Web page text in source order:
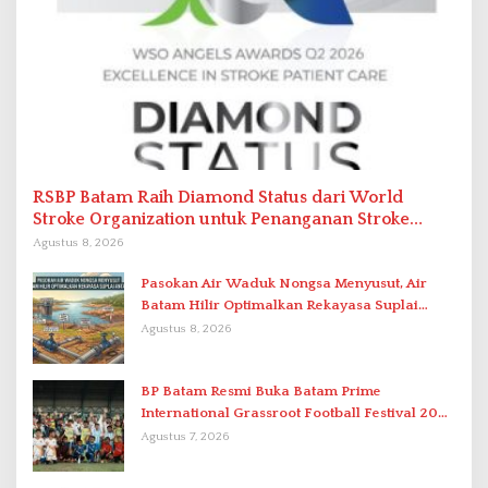
RSBP Batam Raih Diamond Status dari World
Stroke Organization untuk Penanganan Stroke
Berstandar Internasional
Agustus 8, 2026
Pasokan Air Waduk Nongsa Menyusut, Air
Batam Hilir Optimalkan Rekayasa Suplai
Antar-IPAM
Agustus 8, 2026
BP Batam Resmi Buka Batam Prime
International Grassroot Football Festival 2026
di Stadion Temenggung Abdul Jamal
Agustus 7, 2026